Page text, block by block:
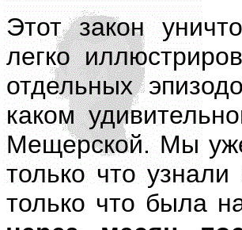
Этот закон
легко
отдельных
каком
Мещерской. Мы
только что
только что была